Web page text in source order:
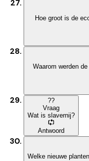
Hoe groot is de
Waarom werden
??
Vraag
Wat is slavernij?
Antwoord
Welke nieuwe